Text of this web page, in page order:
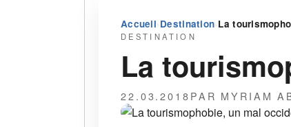
Accueil›Destination›La
DESTINATION
La
22.03.2018PAR MYRIAM